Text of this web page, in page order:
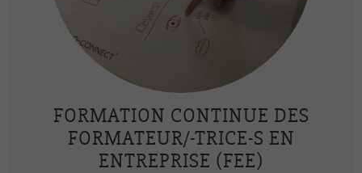
FORMATION CONTINUE DES
FORMATEUR/-TRICE-S EN
ENTREPRISE (FEE)